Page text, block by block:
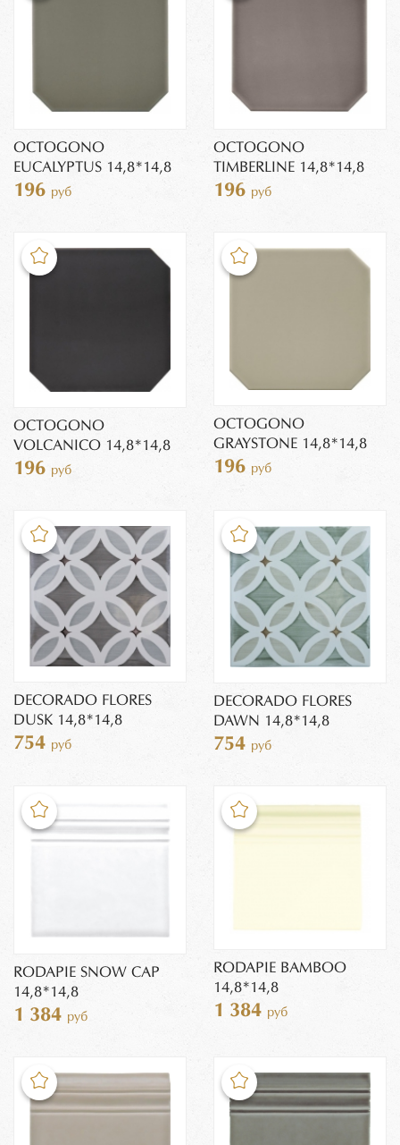
OCTOGONO
EUCALYPTUS 14,8*14,8
196 руб
OCTOGONO
TIMBERLINE 14,8*14,8
196 руб
OCTOGONO
VOLCANICO 14,8*14,8
196 руб
OCTOGONO
GRAYSTONE 14,8*14,8
196 руб
DECORADO FLORES
DUSK 14,8*14,8
754 руб
DECORADO FLORES
DAWN 14,8*14,8
754 руб
RODAPIE SNOW CAP
14,8*14,8
1 384 руб
RODAPIE BAMBOO
14,8*14,8
1 384 руб